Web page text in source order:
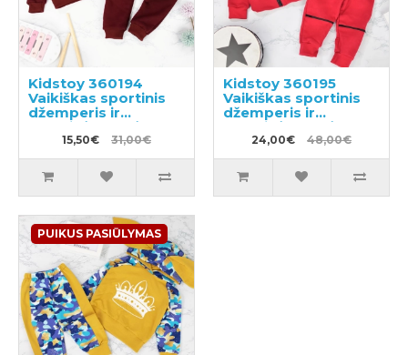
Kidstoy 360194
Vaikiškas sportinis
džemperis ir
sportinės kelnės
15,50€ 31,00€
Kidstoy 360195
Vaikiškas sportinis
džemperis ir
sportinės kelnės
24,00€ 48,00€
PUIKUS PASIŪLYMAS